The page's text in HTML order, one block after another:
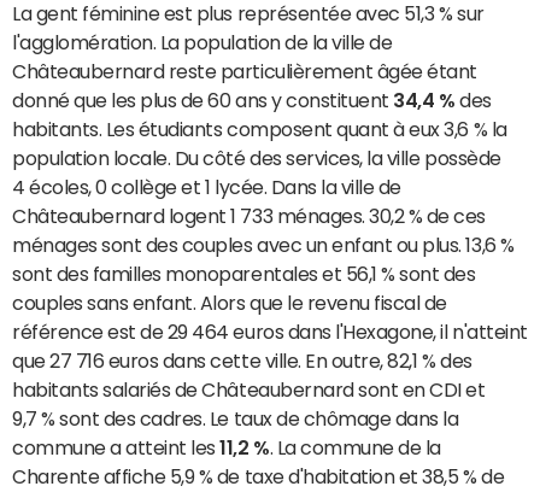
La gent féminine est plus représentée avec 51,3 % sur
l'agglomération. La population de la ville de
Châteaubernard reste particulièrement âgée étant
donné que les plus de 60 ans y constituent 34,4 % des
habitants. Les étudiants composent quant à eux 3,6 % la
population locale. Du côté des services, la ville possède
4 écoles, 0 collège et 1 lycée. Dans la ville de
Châteaubernard logent 1 733 ménages. 30,2 % de ces
ménages sont des couples avec un enfant ou plus. 13,6 %
sont des familles monoparentales et 56,1 % sont des
couples sans enfant. Alors que le revenu fiscal de
référence est de 29 464 euros dans l'Hexagone, il n'atteint
que 27 716 euros dans cette ville. En outre, 82,1 % des
habitants salariés de Châteaubernard sont en CDI et
9,7 % sont des cadres. Le taux de chômage dans la
commune a atteint les11,2 % . La commune de la
Charente affiche 5,9 % de taxe d'habitation et 38,5 % de